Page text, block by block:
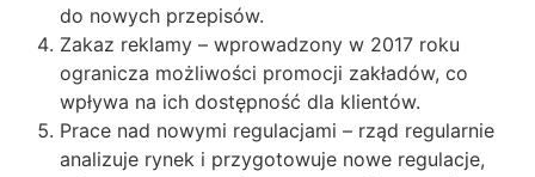
do nowych przepisów.
Zakaz reklamy – wprowadzony w 2017 roku
ogranicza możliwości promocji zakładów, co
wpływa na ich dostępność dla klientów.
Prace nad nowymi regulacjami – rząd regularnie
analizuje rynek i przygotowuje nowe regulacje,